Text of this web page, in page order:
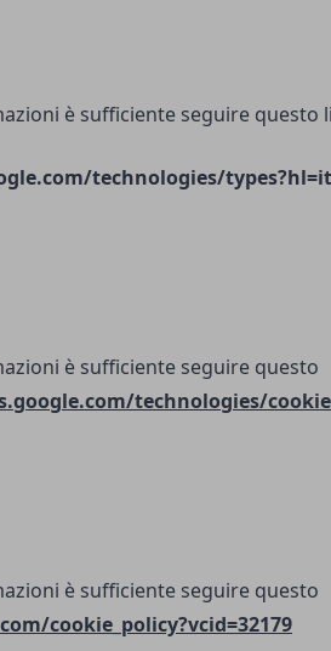
è sufficiente seguire questo
technologies/types?hl=it
è sufficiente seguire questo
technologies/
è sufficiente seguire questo
cookie_policy?vcid=32179